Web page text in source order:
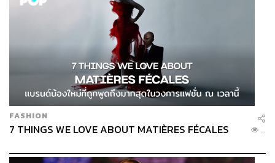
FASHION
7 THINGS WE LOVE ABOUT MATIÈRES FÉCALES ...